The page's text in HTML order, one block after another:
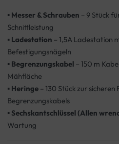
▪ Messer & Schrauben – 9 Stück
Schnittleistung
▪ Ladestation – 1,5A Ladestation
Befestigungsnägeln
▪ Begrenzungskabel – 150 m
Mähfläche
▪ Heringe – 130 Stück zur sicheren
Begrenzungskabels
▪Sechskantschlüssel (Allen
Wartung